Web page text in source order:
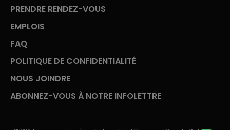
PRENDRE RENDEZ-VOUS
EMPLOIS
FAQ
POLITIQUE DE CONFIDENTIALITÉ
NOUS JOINDRE
ABONNEZ-VOUS À NOTRE INFOLETTRE